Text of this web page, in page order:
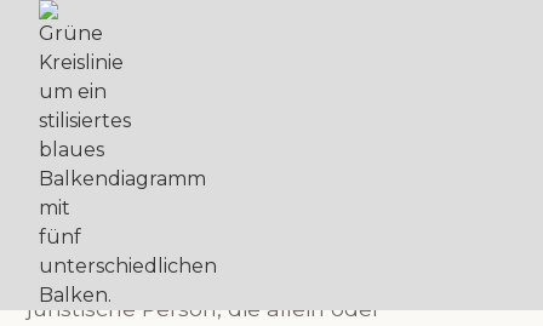
Datenschutz
Verantwortliche Stelle ist die natürliche oder
juristische Person, die allein oder